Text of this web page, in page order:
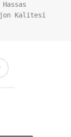
Kalitesi